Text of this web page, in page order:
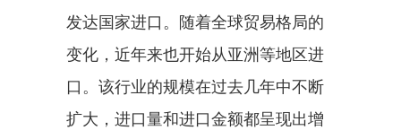
发达国家进口。随着全球贸易格局的
变化，近年来也开始从亚洲等地区进
口。该行业的规模在过去几年中不断
扩大，进口量和进口金额都呈现出增